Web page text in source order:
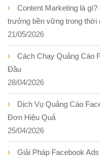
Content Marketing là
trưởng bền vững trong thời
21/05/2026
Cách Chạy Quảng Cáo
Đầu
28/04/2026
Dịch Vụ Quảng Cáo
Đơn Hiệu Quả
25/04/2026
Giải Pháp Facebook